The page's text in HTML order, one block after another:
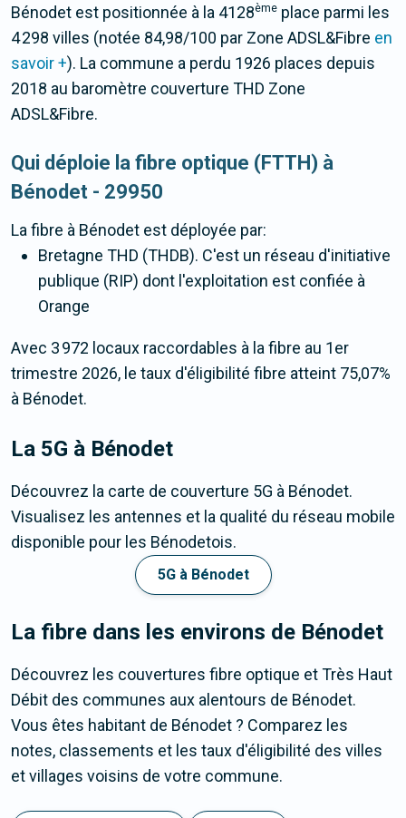
Bénodet est positionnée à la 4128ème place parmi les
4 298 villes (notée 84,98/100 par Zone ADSL&Fibre en
savoir +). La commune a perdu 1926 places depuis
2018 au baromètre couverture THD Zone
ADSL&Fibre.
Qui déploie la fibre optique (FTTH) à
Bénodet - 29950
La fibre à Bénodet est déployée par:
Bretagne THD (THDB). C'est un réseau d'initiative
publique (RIP) dont l'exploitation est confiée à
Orange
Avec 3 972 locaux raccordables à la fibre au 1er
trimestre 2026, le taux d'éligibilité fibre atteint 75,07%
à Bénodet.
La 5G à Bénodet
Découvrez la carte de couverture 5G à Bénodet.
Visualisez les antennes et la qualité du réseau mobile
disponible pour les Bénodetois.
5G à Bénodet
La fibre dans les environs de Bénodet
Découvrez les couvertures fibre optique et Très Haut
Débit des communes aux alentours de Bénodet.
Vous êtes habitant de Bénodet ? Comparez les
notes, classements et les taux d'éligibilité des villes
et villages voisins de votre commune.